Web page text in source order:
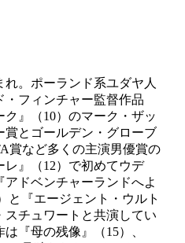
れ。ポーランド系ユダヤ人
フィンチャー監督作品
ク』（10）のマーク・ザッ
賞とゴールデン・グローブ
賞など多くの主演男優賞の
』（12）で初めてウデ
ドベンチャーランドへよ
と『エージェント・ウルト
スチュワートと共演してい
『母の残像』（15）、